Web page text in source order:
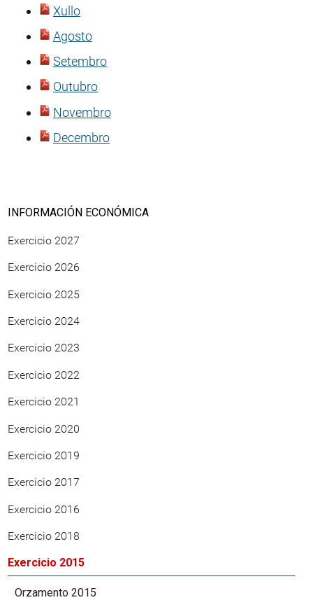
Xullo
Agosto
Setembro
Outubro
Novembro
Decembro
INFORMACIÓN ECONÓMICA
Exercicio 2027
Exercicio 2026
Exercicio 2025
Exercicio 2024
Exercicio 2023
Exercicio 2022
Exercicio 2021
Exercicio 2020
Exercicio 2019
Exercicio 2017
Exercicio 2016
Exercicio 2018
Exercicio 2015
Orzamento 2015